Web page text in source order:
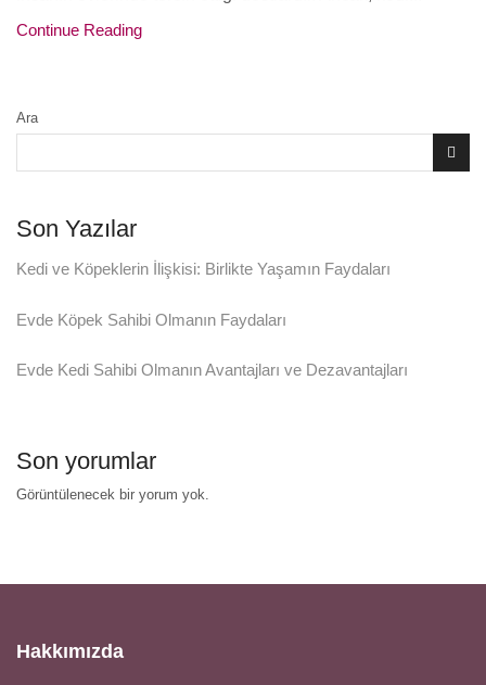
Continue Reading
Ara
Son Yazılar
Kedi ve Köpeklerin İlişkisi: Birlikte Yaşamın Faydaları
Evde Köpek Sahibi Olmanın Faydaları
Evde Kedi Sahibi Olmanın Avantajları ve Dezavantajları
Son yorumlar
Görüntülenecek bir yorum yok.
Hakkımızda